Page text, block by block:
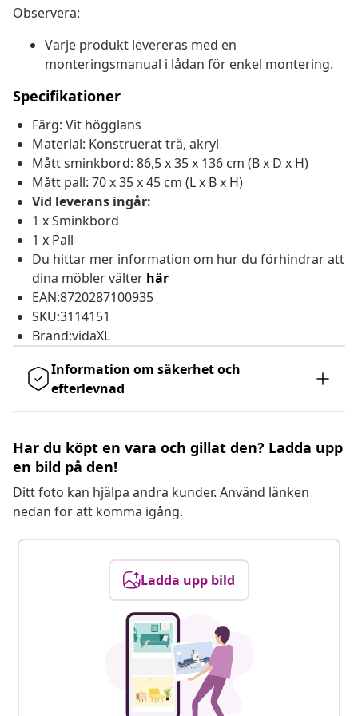
Observera:
Varje produkt levereras med en
monteringsmanual i lådan för enkel montering.
Specifikationer
Färg: Vit högglans
Material: Konstruerat trä, akryl
Mått sminkbord: 86,5 x 35 x 136 cm (B x D x H)
Mått pall: 70 x 35 x 45 cm (L x B x H)
Vid leverans ingår:
1 x Sminkbord
1 x Pall
Du hittar mer information om hur du förhindrar att
dina möbler välter här
EAN:8720287100935
SKU:3114151
Brand:vidaXL
Information om säkerhet och
efterlevnad
Har du köpt en vara och gillat den? Ladda upp
en bild på den!
Ditt foto kan hjälpa andra kunder. Använd länken
nedan för att komma igång.
Ladda upp bild